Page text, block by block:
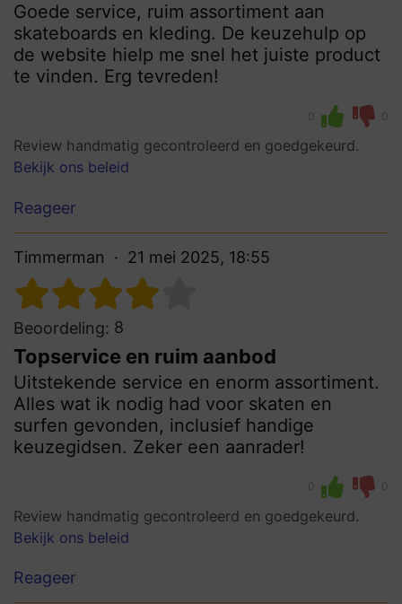
Goede service, ruim assortiment aan
skateboards en kleding. De keuzehulp op
de website hielp me snel het juiste product
te vinden. Erg tevreden!
0 0
Review handmatig gecontroleerd en goedgekeurd.
Bekijk ons beleid
Reageer
Timmerman 21 mei 2025, 18:55
Beoordeling: 8
Topservice en ruim aanbod
Uitstekende service en enorm assortiment.
Alles wat ik nodig had voor skaten en
surfen gevonden, inclusief handige
keuzegidsen. Zeker een aanrader!
0 0
Review handmatig gecontroleerd en goedgekeurd.
Bekijk ons beleid
Reageer